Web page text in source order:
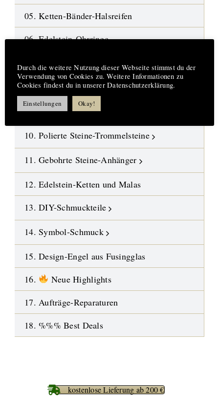
05. Ketten-Bänder-Halsreifen
06. Edelstein-Ohrringe
08. Fossilien-Wüstensteine
09. Kristalle
10. Polierte Steine-Trommelsteine
11. Gebohrte Steine-Anhänger
12. Edelstein-Ketten und Malas
13. DIY-Schmuckteile
14. Symbol-Schmuck
15. Design-Engel aus Fusingglas
16.
Neue Highlights
17. Aufträge-Reparaturen
18. %%% Best Deals
kostenlose Lieferung ab 200 €
Durch die weitere Nutzung dieser Webseite stimmst du der
Verwendung von Cookies zu. Weitere Informationen zu
Cookies findest du in unserer Datenschutzerklärung.
Einstellungen Okay!